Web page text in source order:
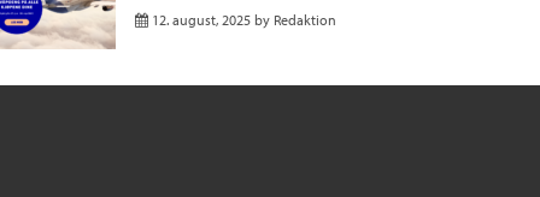
12. august, 2025 by Redaktion